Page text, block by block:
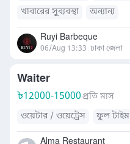
খাবারের সুব্যবস্থা
অন্যান্য
Ruyi Barbeque
06/Aug 13:33 ঢাকা জেলা
Waiter
৳12000-15000প্রতি মাস
ওয়েটার / ওয়েট্রেস
ফুল টাইম